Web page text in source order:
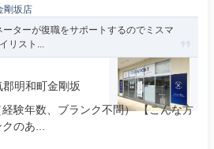
剛坂店
ターが復職をサポートするのでミスマ
リスト...
明和町金剛坂
験年数、ブランク不問） 【こんな方
のあ...